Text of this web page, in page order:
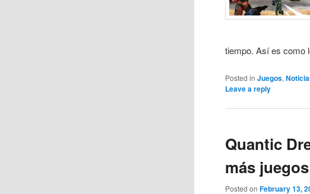
tiempo. Así es como
Posted in Juegos,
Leave a reply
Quantic
más juegos
Posted onFebruary 13,